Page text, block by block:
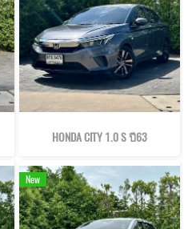
HONDA CITY 1.0 S ปี63
New